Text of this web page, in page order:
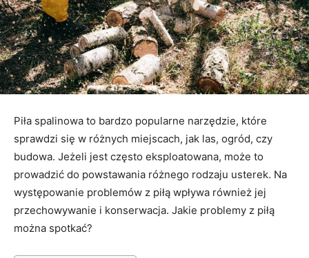
Piła spalinowa to bardzo popularne narzędzie, które
sprawdzi się w różnych miejscach, jak las, ogród, czy
budowa. Jeżeli jest często eksploatowana, może to
prowadzić do powstawania różnego rodzaju usterek. Na
występowanie problemów z piłą wpływa również jej
przechowywanie i konserwacja. Jakie problemy z piłą
można spotkać?